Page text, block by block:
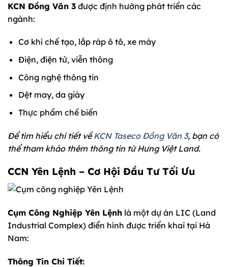
KCN Đồng Văn 3 được định hướng phát triển các
ngành:
Cơ khí chế tạo, lắp ráp ô tô, xe máy
Điện, điện tử, viễn thông
Công nghệ thông tin
Dệt may, da giày
Thực phẩm chế biến
Để tìm hiểu chi tiết vềKCN Taseco Đồng Văn 3, bạn có
thể tham khảo thêm thông tin từ Hưng Việt Land.
CCN Yên Lệnh – Cơ Hội Đầu Tư Tối Ưu
Cụm Công Nghiệp Yên Lệnh là một dự án LIC (Land
Industrial Complex) điển hình được triển khai tại Hà
Nam:
Thông Tin Chi Tiết: